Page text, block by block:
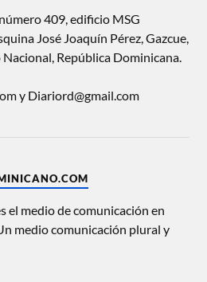
409, edificio MSG
José Joaquín Pérez, Gazcue,
República Dominicana.
y Diariord@gmail.com
el medio de comunicación en
medio comunicación plural y